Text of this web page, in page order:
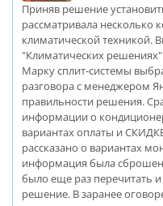
Приняв решение
рассматривала
климатической техникой.
"Климатических
Марку сплит-системы
разговора с менеджером
правильности решения.
информации о
вариантах оплаты и
рассказано о вариантах
информация была
было еще раз перечитать
решение. В заранее